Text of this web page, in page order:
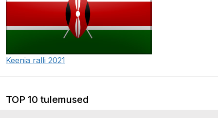
Keenia ralli 2021
TOP 10 tulemused